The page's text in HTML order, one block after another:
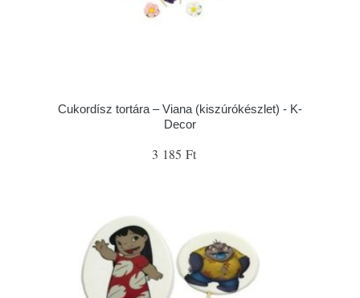
Cukordísz tortára – Viana (kiszúrókészlet) - K-
Decor
3 185 Ft